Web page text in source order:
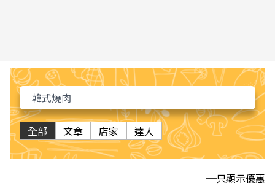
全部 文章 店家 達人
只顯示優惠